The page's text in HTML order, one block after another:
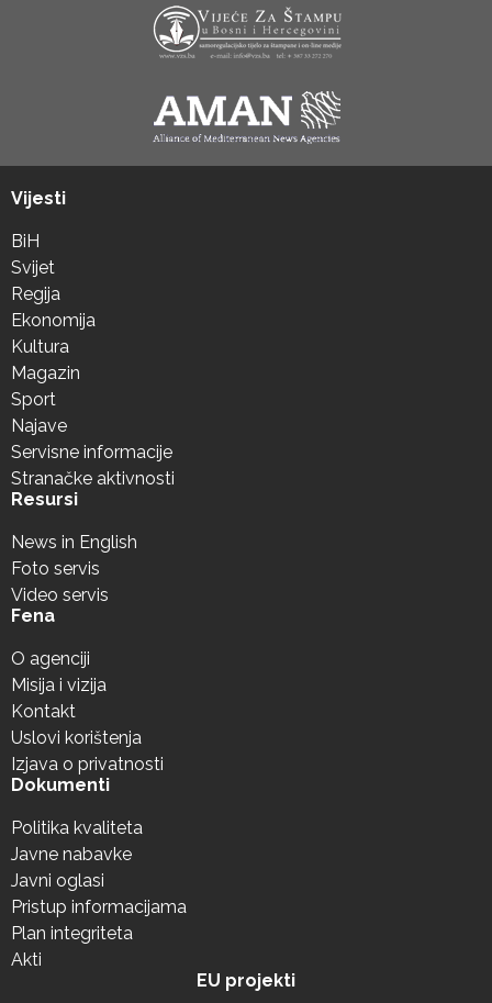
Vijesti
BiH
Svijet
Regija
Ekonomija
Kultura
Magazin
Sport
Najave
Servisne informacije
Stranačke aktivnosti
Resursi
News in English
Foto servis
Video servis
Fena
O agenciji
Misija i vizija
Kontakt
Uslovi korištenja
Izjava o privatnosti
Dokumenti
Politika kvaliteta
Javne nabavke
Javni oglasi
Pristup informacijama
Plan integriteta
Akti
EU projekti